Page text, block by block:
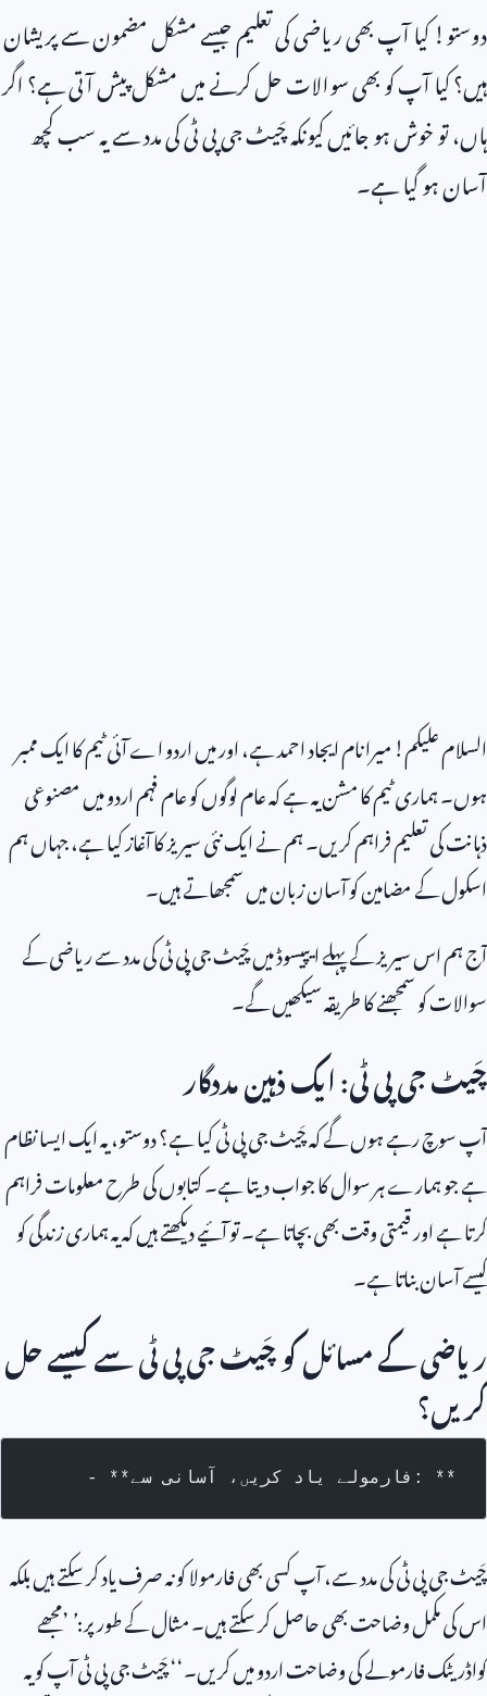
دوستو! کیا آپ بھی ریاضی کی تعلیم جیسے مشکل مضمون سے پریشان
ہیں؟ کیا آپ کو بھی سوالات حل کرنے میں مشکل پیش آتی ہے؟ اگر
ہاں، تو خوش ہو جائیں کیونکہ چَیٹ جی پی ٹی کی مدد سے یہ سب کچھ
آسان ہو گیا ہے۔
السلام علیکم! میرا نام ایجاد احمد ہے، اور میں اردو اے آئی ٹیم کا ایک ممبر
ہوں۔ ہماری ٹیم کا مشن یہ ہے کہ عام لوگوں کو عام فہم اردو میں مصنوعی
ذہانت کی تعلیم فراہم کریں۔ ہم نے ایک نئی سیریز کا آغاز کیا ہے، جہاں ہم
اسکول کے مضامین کو آسان زبان میں سمجھاتے ہیں۔
آج ہم اس سیریز کے پہلے ایپیسوڈ میں چَیٹ جی پی ٹی کی مدد سے ریاضی کے
سوالات کو سمجھنے کا طریقہ سیکھیں گے۔
چَیٹ جی پی ٹی: ایک ذہین مددگار
آپ سوچ رہے ہوں گے کہ چَیٹ جی پی ٹی کیا ہے؟ دوستو، یہ ایک ایسا نظام
ہے جو ہمارے ہر سوال کا جواب دیتا ہے۔ کتابوں کی طرح معلومات فراہم
کرتا ہے اور قیمتی وقت بھی بچاتا ہے۔ تو آئیے دیکھتے ہیں کہ یہ ہماری زندگی کو
کیسے آسان بناتا ہے۔
ریاضی کے مسائل کو چَیٹ جی پی ٹی سے کیسے حل
کریں؟
- **فارمولے یاد کریں، آسانی سے: **
چَیٹ جی پی ٹی کی مدد سے، آپ کسی بھی فارمولا کو نہ صرف یاد کر سکتے ہیں بلکہ
اس کی مکمل وضاحت بھی حاصل کر سکتے ہیں۔ مثال کے طور پر:’’مجھے
کواڈریٹک فارمولے کی وضاحت اردو میں کریں۔‘‘ چَیٹ جی پی ٹی آپ کو یہ